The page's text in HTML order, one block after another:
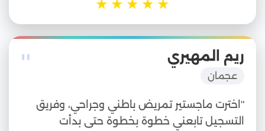
★
★
★
★
★
" ريم المهيري
عجمان
"اخترت ماجستير تمريض باطني وجراحي، وفريق
التسجيل تابعني خطوة بخطوة حتى بدأت